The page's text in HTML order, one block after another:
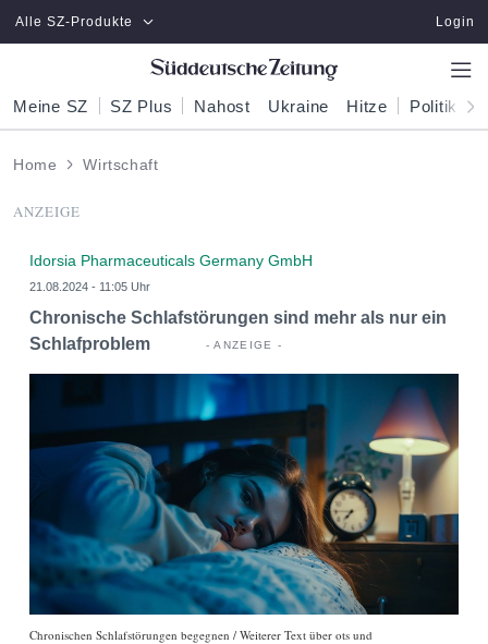
Zum Hauptinhalt springen
Alle SZ-Produkte Login
Meine SZ SZ Plus Nahost Ukraine Hitze Politik
Home Wirtschaft
ANZEIGE
Idorsia Pharmaceuticals Germany GmbH
21.08.2024 - 11:05 Uhr
Chronische Schlafstörungen sind mehr als nur ein
Schlafproblem
Chronischen Schlafstörungen begegnen / Weiterer Text über ots und